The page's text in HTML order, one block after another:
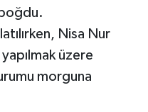
Nisa Nur
üzere
morguna